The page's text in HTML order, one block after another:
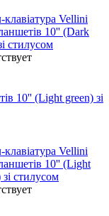
клавіатура Vellini
10'' (Dark
стилусом
10'' (Light green) зі
клавіатура Vellini
10'' (Light
зі стилусом